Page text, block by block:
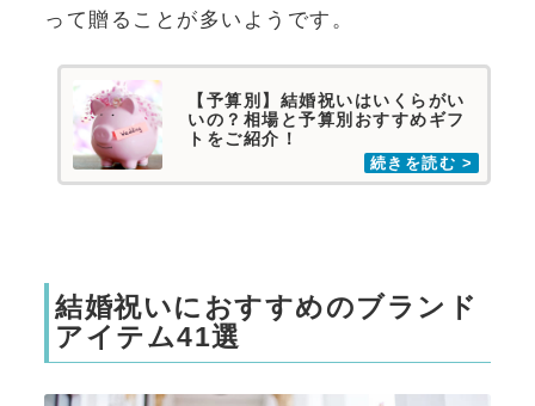
って贈ることが多いようです。
【予算別】結婚祝いはいくらがい
いの？相場と予算別おすすめギフ
トをご紹介！
結婚祝いにおすすめのブランド
アイテム41選